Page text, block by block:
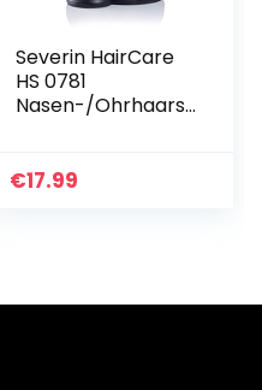
Severin HairCare
HS 0781
Nasen-/Ohrhaars
| 1er Pack
€17.99